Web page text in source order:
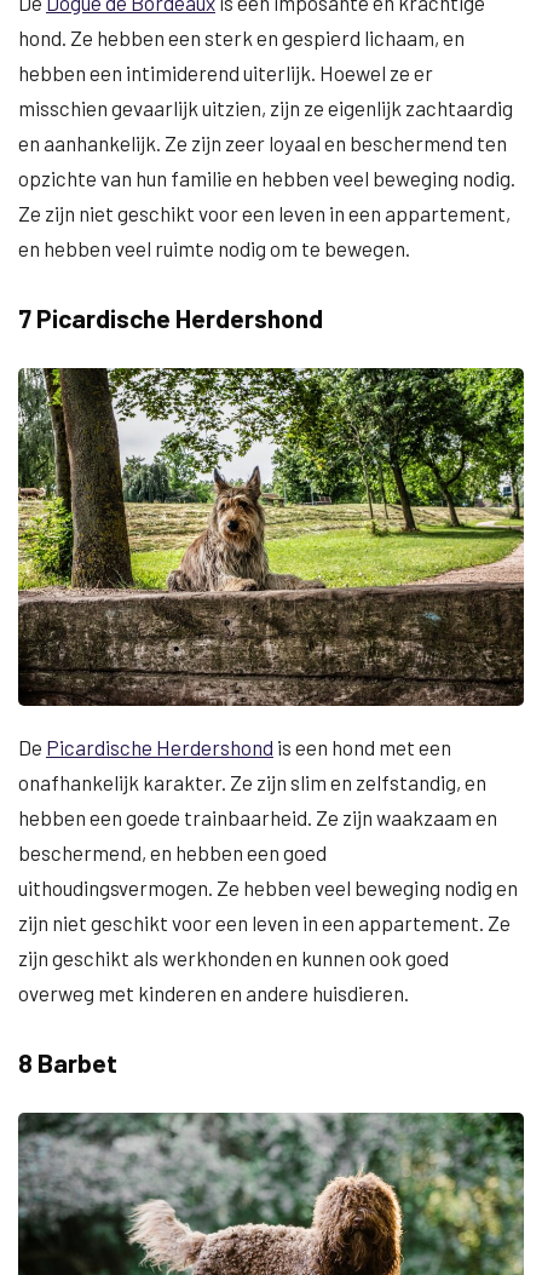
hond. Ze hebben een sterk en gespierd lichaam, en
hebben een intimiderend uiterlijk. Hoewel ze er
misschien gevaarlijk uitzien, zijn ze eigenlijk zachtaardig
en aanhankelijk. Ze zijn zeer loyaal en beschermend ten
opzichte van hun familie en hebben veel beweging nodig.
Ze zijn niet geschikt voor een leven in een appartement,
en hebben veel ruimte nodig om te bewegen.
7 Picardische Herdershond
De Picardische Herdershond is een hond met een
onafhankelijk karakter. Ze zijn slim en zelfstandig, en
hebben een goede trainbaarheid. Ze zijn waakzaam en
beschermend, en hebben een goed
uithoudingsvermogen. Ze hebben veel beweging nodig en
zijn niet geschikt voor een leven in een appartement. Ze
zijn geschikt als werkhonden en kunnen ook goed
overweg met kinderen en andere huisdieren.
8 Barbet